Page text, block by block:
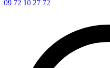
09 72 10 27 72